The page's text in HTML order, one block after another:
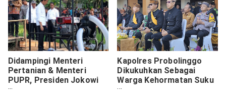
Didampingi Menteri
Pertanian & Menteri
PUPR, Presiden Jokowi
Serahkan Bantuan Pompa
Kapolres Probolinggo
Dikukuhkan Sebagai
Warga Kehormatan Suku
Tengger